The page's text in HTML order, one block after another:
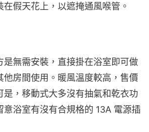
假天花上，以遮掩通風喉管。
是無需安裝，直接掛在浴室即可做
他房間使用。暖風溫度較高，售價
是，移動式大多沒有抽氣和乾衣功
意浴室有沒有合規格的 13A 電源插